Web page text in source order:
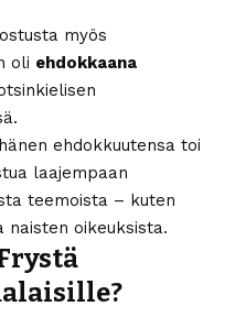
myös
oli ehdokkaana
ehdokkuutensa toi
laajempaan
teemoista – kuten
oikeuksista.